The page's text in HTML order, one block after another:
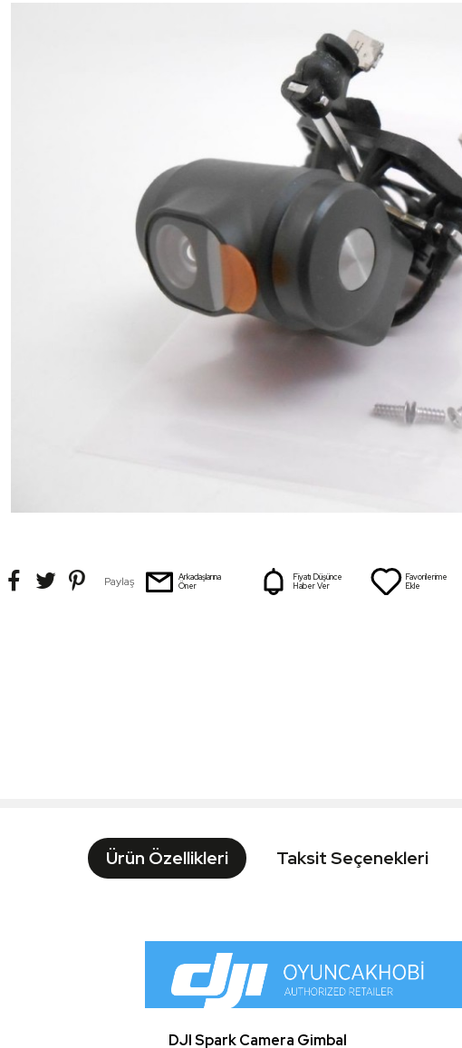
Paylaş
Arkadaşlarına
Öner
Fiyatı Düşünce
Haber Ver
Favorilerime
Ekle
Ürün Özellikleri Taksit Seçenekleri
DJI Spark Camera Gimbal